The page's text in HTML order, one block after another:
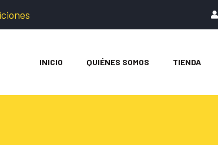
INICIO QUIÉNES SOMOS TIENDA